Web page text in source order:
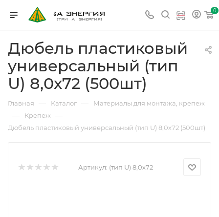
0
Дюбель пластиковый
универсальный (тип
U) 8,0х72 (500шт)
Главная — Каталог — Материалы для монтажа, крепеж
— Крепеж —
Дюбель пластиковый универсальный (тип U) 8,0х72 (500шт)
Артикул: (тип U) 8,0х72